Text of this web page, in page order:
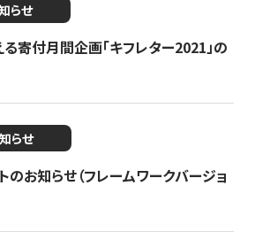
らせ
寄付月間企画「キフレター2021」の
らせ
のお知らせ（フレームワークバージョ